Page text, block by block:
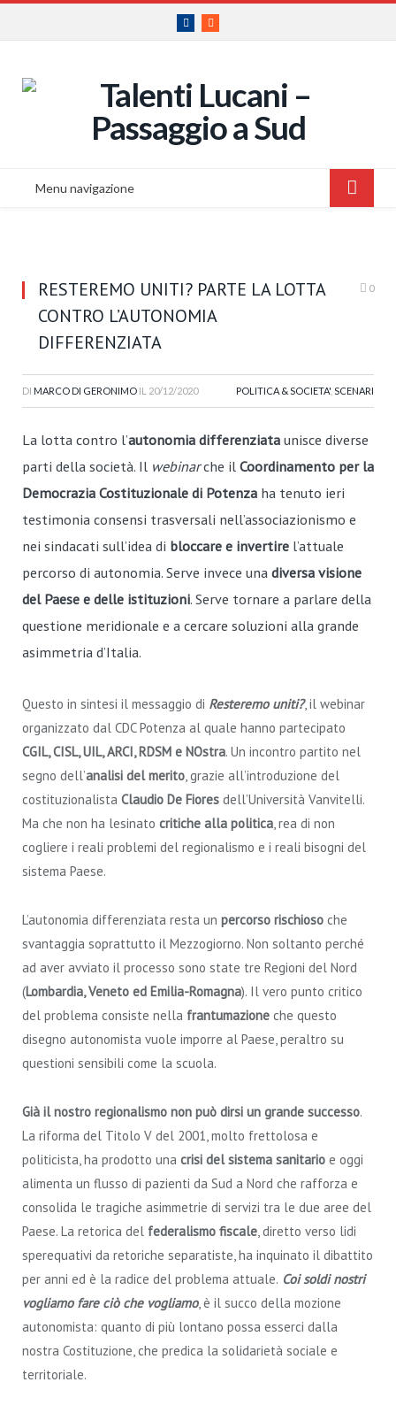
Facebook
RSS
Menu navigazione
RESTEREMO UNITI? PARTE LA LOTTA
CONTRO L’AUTONOMIA
DIFFERENZIATA
0
DI MARCO DI GERONIMO IL 20/12/2020 POLITICA & SOCIETA' SCENARI
La lotta contro l’autonomia differenziata unisce diverse
parti della società. Il webinarche il Coordinamento per la
Democrazia Costituzionale di Potenza ha tenuto ieri
testimonia consensi trasversali nell’associazionismo e
nei sindacati sull’idea di bloccare e invertire l’attuale
percorso di autonomia. Serve invece una diversa visione
del Paese e delle istituzioni. Serve tornare a parlare della
questione meridionale e a cercare soluzioni alla grande
asimmetria d’Italia.
Questo in sintesi il messaggio di Resteremo uniti?, il webinar
organizzato dal CDC Potenza al quale hanno partecipato
CGIL, CISL, UIL, ARCI, RDSM e NOstra. Un incontro partito nel
segno dell’analisi del merito, grazie all’introduzione del
costituzionalista Claudio De Fiores dell’Università Vanvitelli.
Ma che non ha lesinato critiche alla politica, rea di non
cogliere i reali problemi del regionalismo e i reali bisogni del
sistema Paese.
L’autonomia differenziata resta un percorso rischioso che
svantaggia soprattutto il Mezzogiorno. Non soltanto perché
ad aver avviato il processo sono state tre Regioni del Nord
(Lombardia, Veneto ed Emilia-Romagna). Il vero punto critico
del problema consiste nella frantumazione che questo
disegno autonomista vuole imporre al Paese, peraltro su
questioni sensibili come la scuola.
Già il nostro regionalismo non può dirsi un grande successo.
La riforma del Titolo V del 2001, molto frettolosa e
politicista, ha prodotto una crisi del sistema sanitario e oggi
alimenta un flusso di pazienti da Sud a Nord che rafforza e
consolida le tragiche asimmetrie di servizi tra le due aree del
Paese. La retorica del federalismo fiscale , diretto verso lidi
sperequativi da retoriche separatiste, ha inquinato il dibattito
per anni ed è la radice del problema attuale. Coi soldi nostri
vogliamo fare ciò che vogliamo, è il succo della mozione
autonomista: quanto di più lontano possa esserci dalla
nostra Costituzione, che predica la solidarietà sociale e
territoriale.